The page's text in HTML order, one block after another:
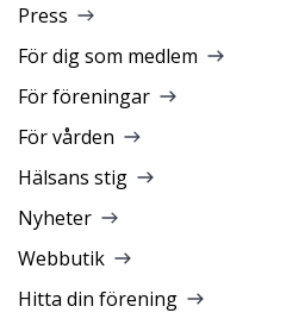
Press
För dig som medlem
För föreningar
För vården
Hälsans stig
Nyheter
Webbutik
Hitta din förening